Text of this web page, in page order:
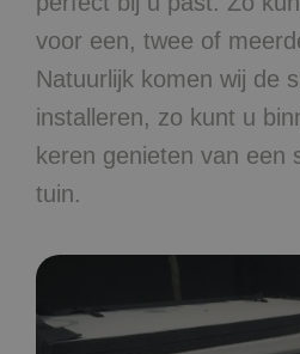
voor een, twee of
Natuurlijk komen wij de
installeren, zo kunt u
keren genieten van een
tuin.